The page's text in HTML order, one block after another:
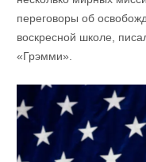
переговоры об
воскресной школе,
«Грэмми».